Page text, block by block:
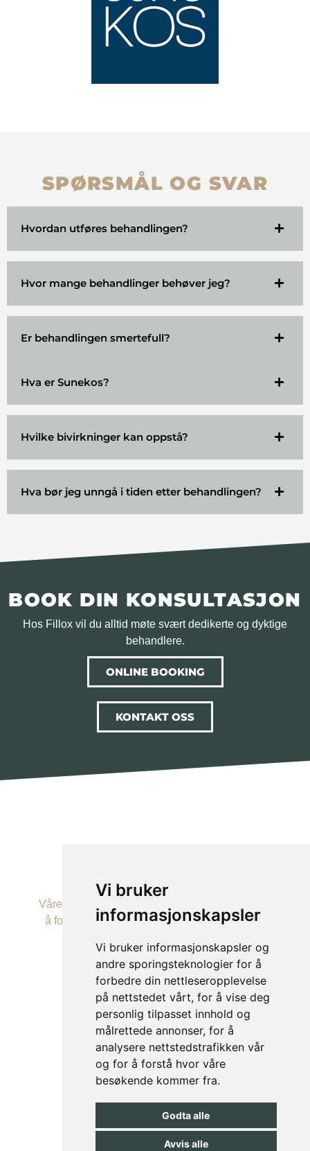
Vi bruker
informasjonskapsler
Vi bruker informasjonskapsler og
andre sporingsteknologier for å
forbedre din nettleseropplevelse
på nettstedet vårt, for å vise deg
personlig tilpasset innhold og
målrettede annonser, for å
analysere nettstedstrafikken vår
og for å forstå hvor våre
besøkende kommer fra.
Godta alle
Avvis alle
SPØRSMÅL OG SVAR
Hvordan utføres behandlingen?
Hvor mange behandlinger behøver jeg?
Er behandlingen smertefull?
Hva er Sunekos?
Hvilke bivirkninger kan oppstå?
Hva bør jeg unngå i tiden etter behandlingen?
BOOK DIN KONSULTASJON
Hos Fillox vil du alltid møte svært dedikerte og dyktige
behandlere.
ONLINE BOOKING
KONTAKT OSS
Våre behandlere er håndplukket og dedikerte til
å forbedre og gjenopprette naturlig skjønnhet
© FILLOX AS
Populære søk:
Botox VS Rynkebehandling
Laserbehandlinger
Hårfjerning laser 50%